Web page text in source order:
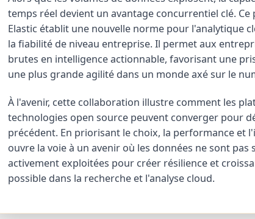
temps réel devient un avantage concurrentiel clé.
Elastic établit une nouvelle norme pour l'analytique
la fiabilité de niveau entreprise. Il permet aux
brutes en intelligence actionnable, favorisant une
une plus grande agilité dans un monde axé sur le
À l'avenir, cette collaboration illustre comment les
technologies open source peuvent converger pour
précédent. En priorisant le choix, la performance et
ouvre la voie à un avenir où les données ne sont pas
activement exploitées pour créer résilience et
possible dans la recherche et l'analyse cloud.